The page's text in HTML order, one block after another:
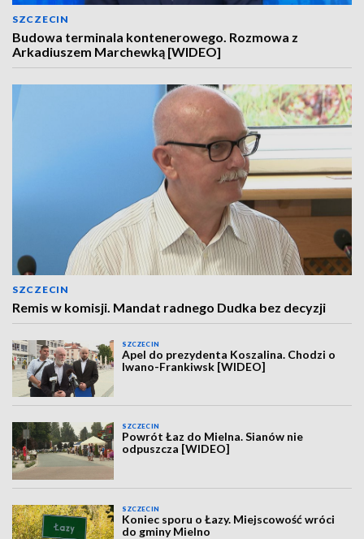
SZCZECIN
Budowa terminala kontenerowego. Rozmowa z
Arkadiuszem Marchewką [WIDEO]
SZCZECIN
Remis w komisji. Mandat radnego Dudka bez decyzji
SZCZECIN
Apel do prezydenta Koszalina. Chodzi o
Iwano-Frankiwsk [WIDEO]
SZCZECIN
Powrót Łaz do Mielna. Sianów nie
odpuszcza [WIDEO]
SZCZECIN
Koniec sporu o Łazy. Miejscowość wróci
do gminy Mielno